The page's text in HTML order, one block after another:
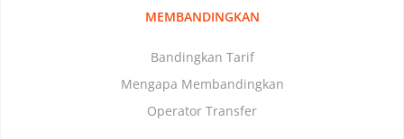
MEMBANDINGKAN
Bandingkan Tarif
Mengapa Membandingkan
Operator Transfer